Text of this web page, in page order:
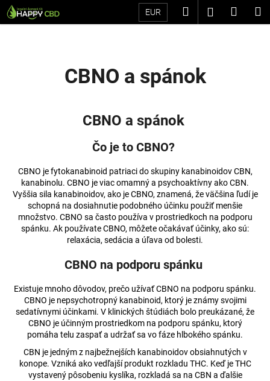
Prejsť
na
EUR Hľadať
CBNO a spánok
CBNO a spánok
Čo je to CBNO?
CBNO je fytokanabinoid patriaci do skupiny kanabinoidov CBN,
kanabinolu. CBNO je viac omamný a psychoaktívny ako CBN.
Vyššia sila kanabinoidov, ako je CBNO, znamená, že väčšina ľudí je
schopná na dosiahnutie podobného účinku použiť menšie
množstvo. CBNO sa často používa v prostriedkoch na podporu
spánku. Ak používate CBNO, môžete očakávať účinky, ako sú:
relaxácia, sedácia a úľava od bolesti.
CBNO na podporu spánku
Existuje mnoho dôvodov, prečo užívať CBNO na podporu spánku.
CBNO je nepsychotropný kanabinoid, ktorý je známy svojimi
sedatívnymi účinkami. V klinických štúdiách bolo preukázané, že
CBNO je účinným prostriedkom na podporu spánku, ktorý
pomáha telu zaspať a udržať sa vo fáze hlbokého spánku.
CBN je jedným z najbežnejších kanabinoidov obsiahnutých v
konope. Vzniká ako vedľajší produkt rozkladu THC. Keď je THC
vystavený pôsobeniu kyslíka, rozkladá sa na CBN a ďalšie
K
o
b
u
e
á
s